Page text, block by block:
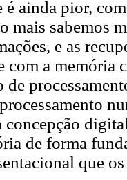
é ainda pior,
mais sabemos
e as
com a memória
de
concepção
de forma
que